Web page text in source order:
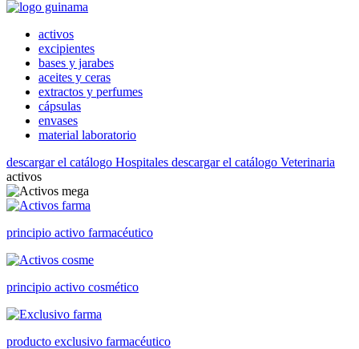
activos
excipientes
bases y jarabes
aceites y ceras
extractos y perfumes
cápsulas
envases
material laboratorio
descargar el catálogo Hospitales descargar el catálogo Veterinaria
activos
principio activo farmacéutico
principio activo cosmético
producto exclusivo farmacéutico